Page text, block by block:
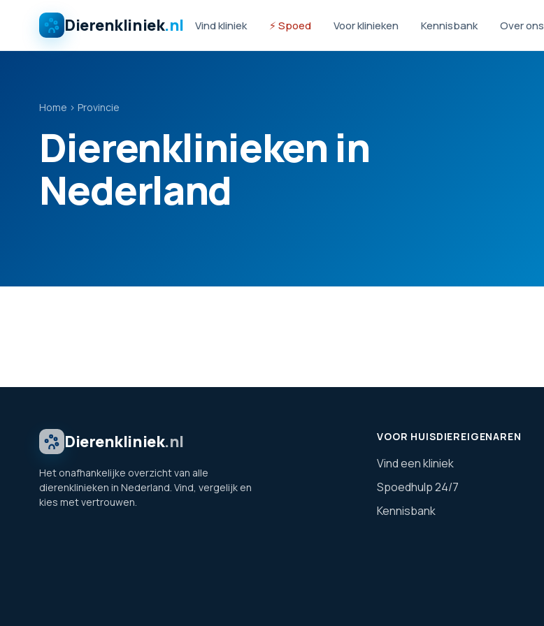
Dierenkliniek.nl Vind kliniek ⚡ Spoed Voor klinieken Kennisbank Over ons
Home › Provincie
Dierenklinieken in
Nederland
Dierenkliniek.nl
Het onafhankelijke overzicht van alle
dierenklinieken in Nederland. Vind, vergelijk en
kies met vertrouwen.
VOOR HUISDIEREIGENAREN
Vind een kliniek
Spoedhulp 24/7
Kennisbank